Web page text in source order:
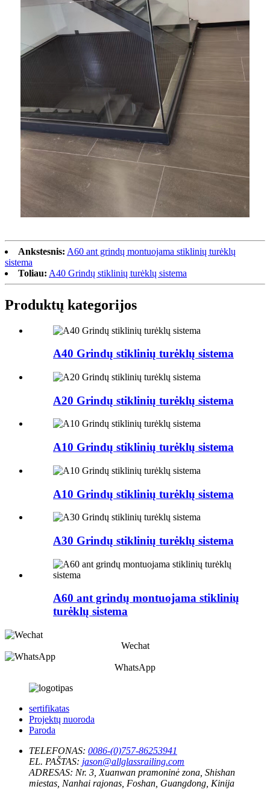
Ankstesnis: A60 ant grindų montuojama stiklinių turėklų
sistema
Toliau: A40 Grindų stiklinių turėklų sistema
Produktų kategorijos
A40 Grindų stiklinių turėklų sistema
A20 Grindų stiklinių turėklų sistema
A10 Grindų stiklinių turėklų sistema
A10 Grindų stiklinių turėklų sistema
A30 Grindų stiklinių turėklų sistema
A60 ant grindų montuojama stiklinių
turėklų sistema
Wechat
WhatsApp
sertifikatas
Projektų nuoroda
Paroda
TELEFONAS: 0086-(0)757-86253941
EL. PAŠTAS: jason@allglassrailing.com
ADRESAS: Nr. 3, Xuanwan pramoninė zona, Shishan
miestas, Nanhai rajonas, Foshan, Guangdong, Kinija